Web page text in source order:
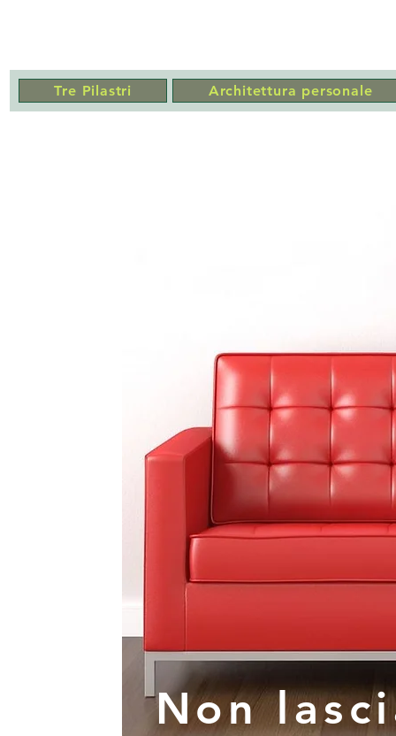
Tre Pilastri Architettura personale
Non